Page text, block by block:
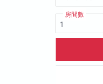
房間數